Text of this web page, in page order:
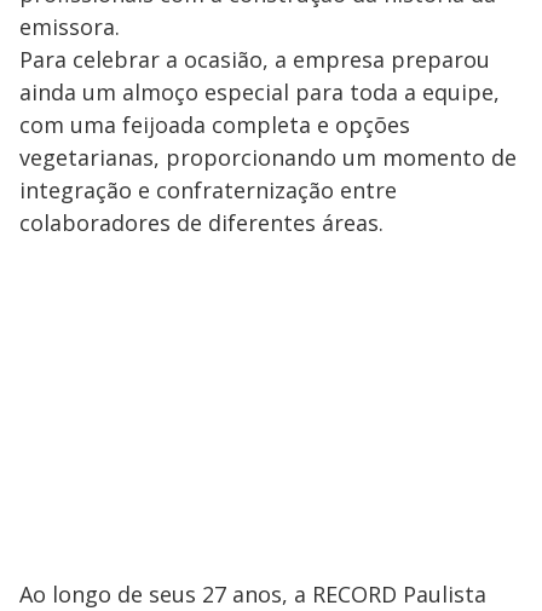
emissora.
Para celebrar a ocasião, a empresa preparou
ainda um almoço especial para toda a equipe,
com uma feijoada completa e opções
vegetarianas, proporcionando um momento de
integração e confraternização entre
colaboradores de diferentes áreas.
Ao longo de seus 27 anos, a RECORD Paulista